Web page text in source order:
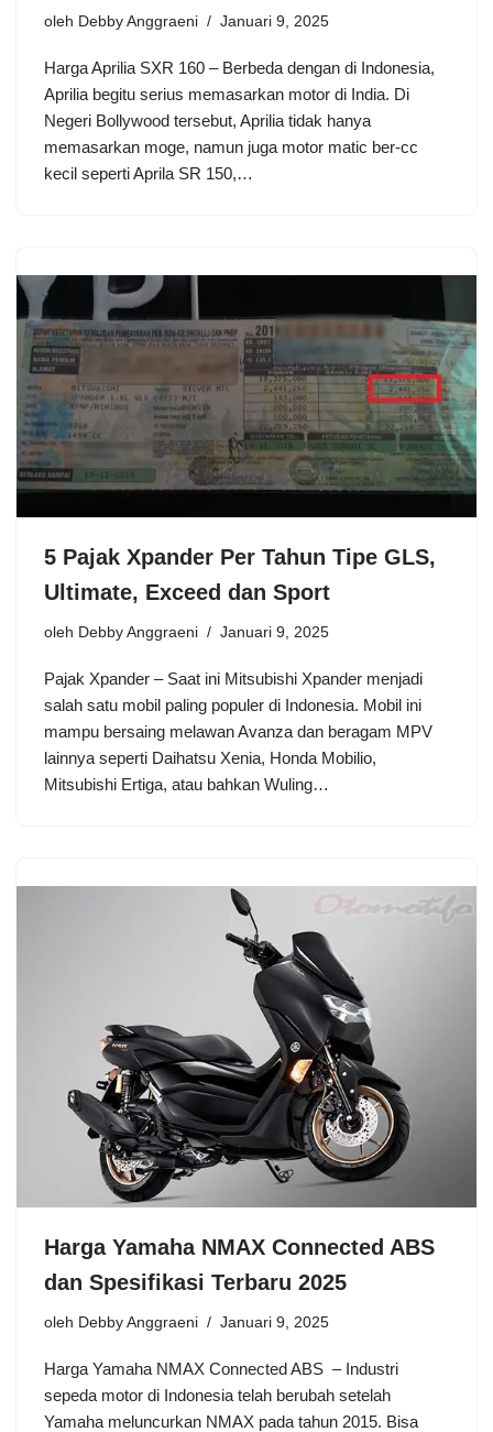
oleh Debby Anggraeni Januari 9, 2025
Harga Aprilia SXR 160 – Berbeda dengan di Indonesia,
Aprilia begitu serius memasarkan motor di India. Di
Negeri Bollywood tersebut, Aprilia tidak hanya
memasarkan moge, namun juga motor matic ber-cc
kecil seperti Aprila SR 150,…
5 Pajak Xpander Per Tahun Tipe GLS,
Ultimate, Exceed dan Sport
oleh Debby Anggraeni Januari 9, 2025
Pajak Xpander – Saat ini Mitsubishi Xpander menjadi
salah satu mobil paling populer di Indonesia. Mobil ini
mampu bersaing melawan Avanza dan beragam MPV
lainnya seperti Daihatsu Xenia, Honda Mobilio,
Mitsubishi Ertiga, atau bahkan Wuling…
Harga Yamaha NMAX Connected ABS
dan Spesifikasi Terbaru 2025
oleh Debby Anggraeni Januari 9, 2025
Harga Yamaha NMAX Connected ABS – Industri
sepeda motor di Indonesia telah berubah setelah
Yamaha meluncurkan NMAX pada tahun 2015. Bisa